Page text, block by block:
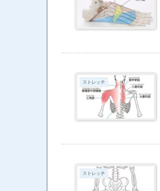
ストレッチ
ストレッチ